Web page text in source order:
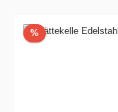
%Rabatt